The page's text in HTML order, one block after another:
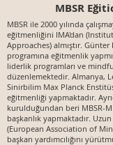
MBSR
MBSR ile 2000 yılında
eğitmenliğini IMA'dan
Approaches) almıştır.
programına eğitmenlik
liderlik programları ve
düzenlemektedir. Almanya,
Sinirbilim Max Planck
eğitmenliği yapmaktadır.
kurulduğundan beri MBSR-
başkanlık yapmaktadır.
(European Association of
başkan yardımcılığını